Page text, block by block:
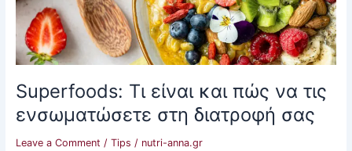
Superfoods: Τι είναι και πώς να τις
ενσωματώσετε στη διατροφή σας
Leave a Comment / Tips / nutri-anna.gr
διατροφή
σας